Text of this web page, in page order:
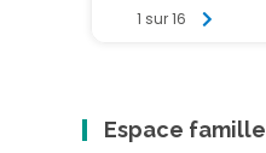
Espace famille